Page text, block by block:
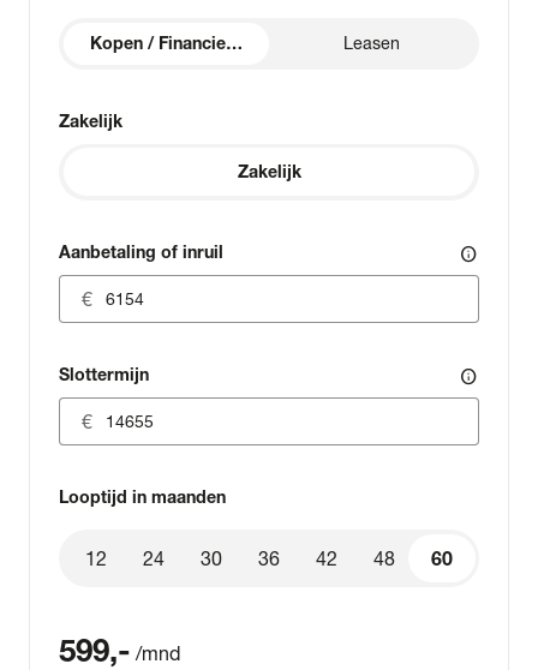
Kopen / Financieren Leasen
Zakelijk
Zakelijk
Aanbetaling of inruil info
Slottermijn info
Looptijd in maanden
60
12 24 30 36 42 48 60
599,- /mnd